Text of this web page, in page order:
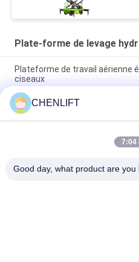
Plate-forme de levage
Plateforme de travail aérienne
ciseaux
Plateforme hydraulique de 10
ciseaux autopropulsé avec
charge
Plateforme de levage
CHENLIFT
7:04
Good day, what product are you